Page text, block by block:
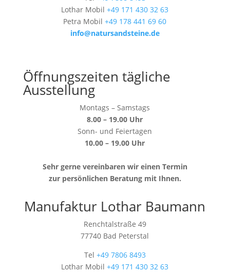
Lothar Mobil+49 171 430 32 63
Petra Mobil+49 178 441 69 60
info@natursandsteine.de
Öffnungszeiten tägliche
Ausstellung
Montags – Samstags
8.00 – 19.00 Uhr
Sonn- und Feiertagen
10.00 – 19.00 Uhr
Sehr gerne vereinbaren wir einen Termin
zur persönlichen Beratung mit Ihnen.
Manufaktur Lothar Baumann
Renchtalstraße 49
77740 Bad Peterstal
Tel +49 7806 8493
Lothar Mobil+49 171 430 32 63